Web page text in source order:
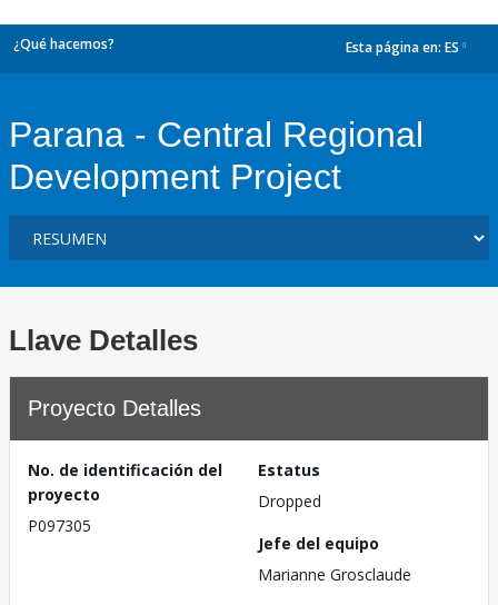
¿Qué hacemos? Esta página en: ES
Parana - Central Regional
Development Project
Llave Detalles
Proyecto Detalles
No. de identificación del
proyecto
P097305
Estatus
Dropped
Jefe del equipo
Marianne Grosclaude